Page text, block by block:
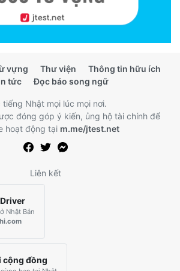
vựng Thư viện
Thông tin hữu ích
tức
Đọc báo song ngữ
tiếng Nhật mọi lúc mọi nơi.
đóng góp ý kiến, ủng hộ tài chính để
hoạt động tại m.me/jtest.net
Liên kết
Nhật Bản
cộng đồng